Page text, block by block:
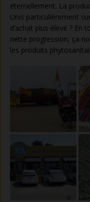
éternellement. La
Unis particulièrement
d’achat plus élevé ?
nette progression, ça
les produits